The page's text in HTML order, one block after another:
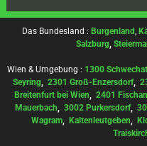
Das Bundesland : Burgenland,
Salzburg,
Wien & Umgebung : 1300 Schwechat
Seyring, 2301 Groß-Enzersdorf,
Breitenfurt bei Wien, 2401
Mauerbach, 3002 Purkersdorf,
Wagram, Kaltenleutgeben,